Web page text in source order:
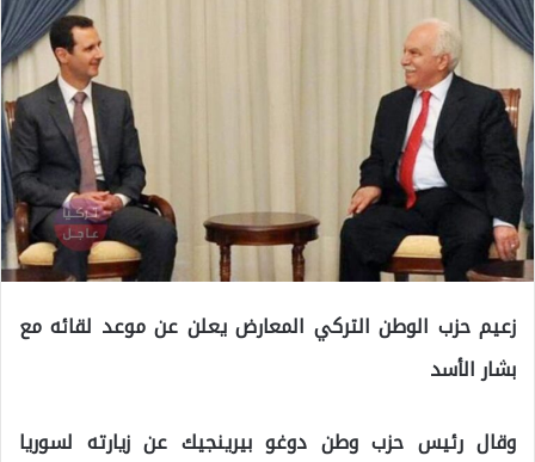
زعيم حزب الوطن التركي المعارض يعلن عن موعد لقائه مع
بشار الأسد
وقال رئيس حزب وطن دوغو بيرينجيك عن زيارته لسوريا